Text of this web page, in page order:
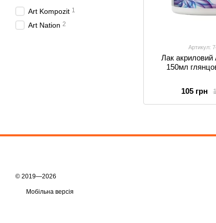
Артикул:
Лак акриловий
150мл
105 грн
Art Kompozit 1
Art Nation 2
© 2019—2026
Мобільна версія